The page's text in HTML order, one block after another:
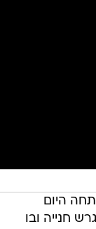
היום
חנייה ובו